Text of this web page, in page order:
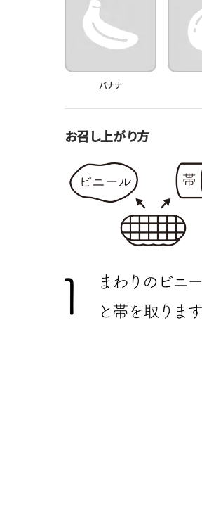
バナナ
お召し上がり方